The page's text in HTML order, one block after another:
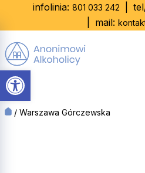
Otwórz pasek narzędzi
infolinia: 801 033 242
mail:
/ Warszawa Górczewska